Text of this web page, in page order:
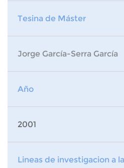
Tesina de Máster
Jorge García-Serra García
Año
2001
Lineas de investigacion a